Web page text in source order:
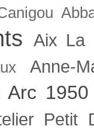
Aix La
Anne-
Arc 1950
Petit